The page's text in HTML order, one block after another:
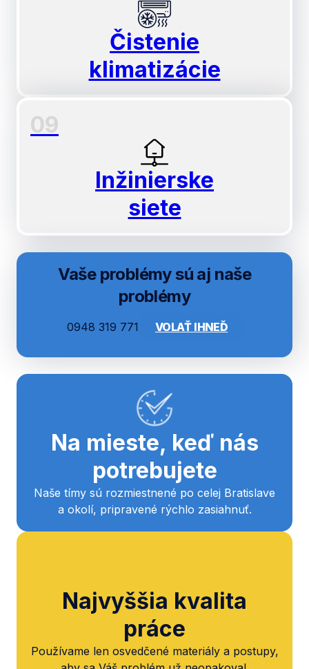
Čistenie
klimatizácie
09
Inžinierske
siete
Vaše problémy sú aj naše
problémy
0948 319 771 VOLAŤ IHNEĎ
Na mieste, keď nás
potrebujete
Naše tímy sú rozmiestnené po celej Bratislave
a okolí, pripravené rýchlo zasiahnuť.
Najvyššia kvalita
práce
Používame len osvedčené materiály a postupy,